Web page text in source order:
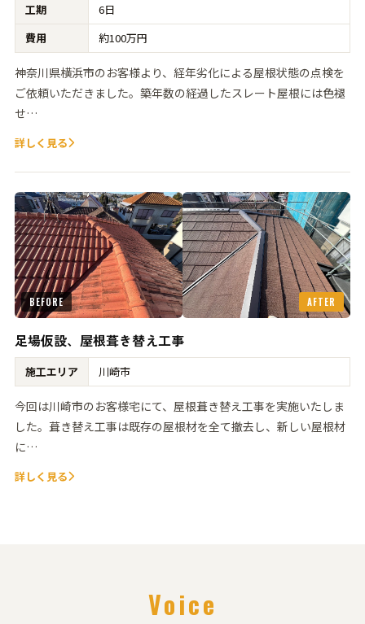
工期
6日
費用
約100万円
神奈川県横浜市のお客様より、経年劣化による屋根状態の点検を
ご依頼いただきました。築年数の経過したスレート屋根には色褪
せ…
詳しく見る
BEFORE AFTER
足場仮設、屋根葺き替え工事
施工エリア 川崎市
今回は川崎市のお客様宅にて、屋根葺き替え工事を実施いたしま
した。葺き替え工事は既存の屋根材を全て撤去し、新しい屋根材
に…
詳しく見る
Voice